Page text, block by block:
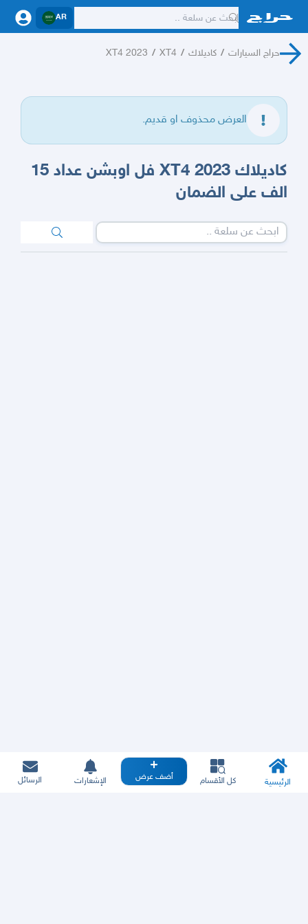
AR
حراج السيارات / كاديلاك /
XT4
/
XT4 2023
العرض محذوف او قديم.
كاديلاك XT4 2023 فل اوبشن عداد 15
الف على الضمان
الرئيسية كل الأقسام أضف عرض الإشعارات الرسائل